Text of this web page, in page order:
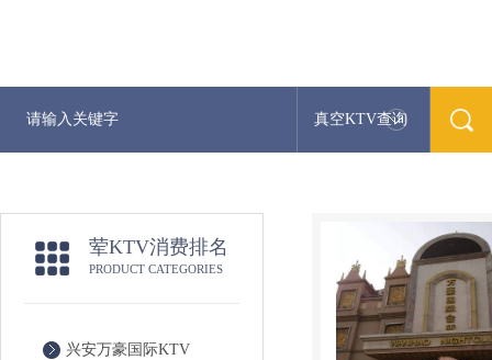
真空KTV查询
荤KTV消费排名
PRODUCT CATEGORIES
兴安万豪国际KTV